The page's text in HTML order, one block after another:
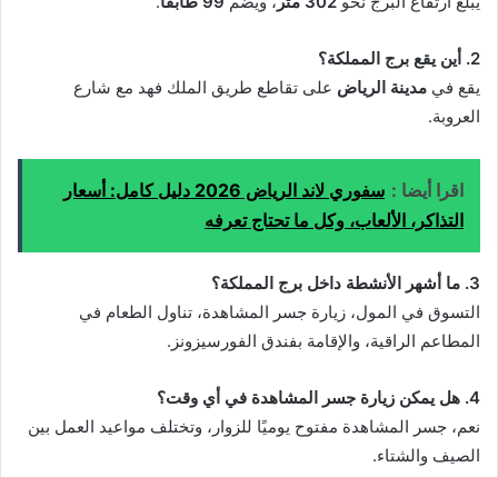
2. أين يقع برج المملكة؟
يقع في مدينة الرياض على تقاطع طريق الملك فهد مع شارع
العروبة.
اقرا أيضا :
سفوري لاند الرياض 2026 دليل كامل: أسعار
التذاكر، الألعاب، وكل ما تحتاج تعرفه
3. ما أشهر الأنشطة داخل برج المملكة؟
التسوق في المول، زيارة جسر المشاهدة، تناول الطعام في
المطاعم الراقية، والإقامة بفندق الفورسيزونز.
4. هل يمكن زيارة جسر المشاهدة في أي وقت؟
نعم، جسر المشاهدة مفتوح يوميًا للزوار، وتختلف مواعيد العمل بين
الصيف والشتاء.